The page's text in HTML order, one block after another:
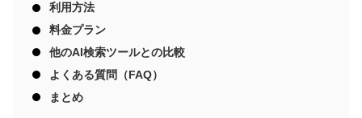
利用方法
料金プラン
他のAI検索ツールとの比較
よくある質問（FAQ）
まとめ